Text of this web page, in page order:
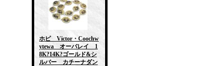
ホピ Victor・Coochw
ytewa オーバレイ 1
8K?14K?ゴールド&シ
ルバー カチーナダン